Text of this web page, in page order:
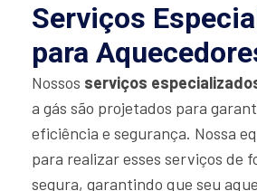
Serviços
para
Nossos serviços
a gás são projetados para
eficiência e segurança. Nossa
para realizar esses serviços de
segura, garantindo que seu